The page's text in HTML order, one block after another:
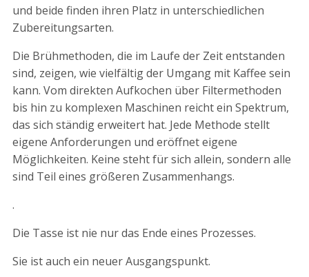
und beide finden ihren Platz in unterschiedlichen
Zubereitungsarten.
Die Brühmethoden, die im Laufe der Zeit entstanden
sind, zeigen, wie vielfältig der Umgang mit Kaffee sein
kann. Vom direkten Aufkochen über Filtermethoden
bis hin zu komplexen Maschinen reicht ein Spektrum,
das sich ständig erweitert hat. Jede Methode stellt
eigene Anforderungen und eröffnet eigene
Möglichkeiten. Keine steht für sich allein, sondern alle
sind Teil eines größeren Zusammenhangs.
.
Die Tasse ist nie nur das Ende eines Prozesses.
Sie ist auch ein neuer Ausgangspunkt.